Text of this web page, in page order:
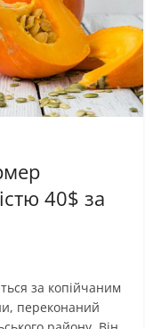
40$ за
за копійчаним
переконаний